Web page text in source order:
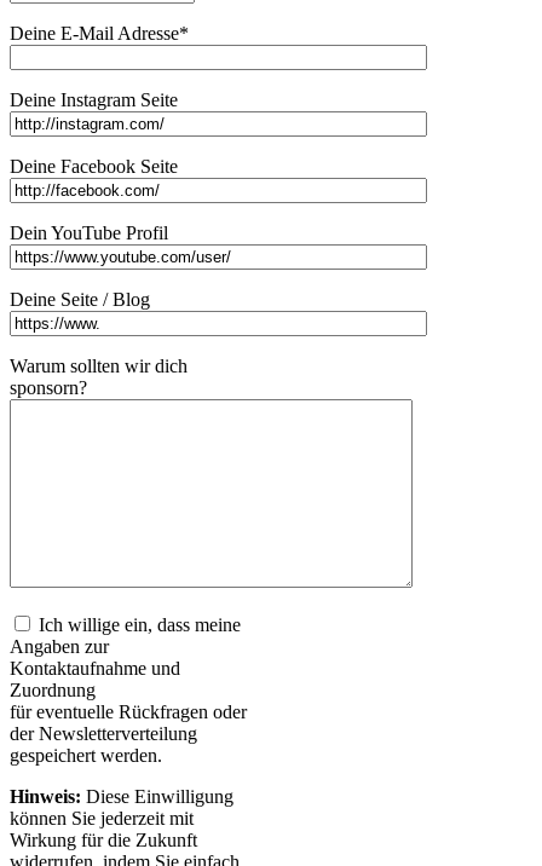
Deine E-Mail Adresse*
Deine Instagram Seite
Deine Facebook Seite
Dein YouTube Profil
Deine Seite / Blog
Warum sollten wir dich
sponsorn?
Ich willige ein, dass meine
Angaben zur
Kontaktaufnahme und
Zuordnung
für eventuelle Rückfragen oder
der Newsletterverteilung
gespeichert werden.
Hinweis: Diese Einwilligung
können Sie jederzeit mit
Wirkung für die Zukunft